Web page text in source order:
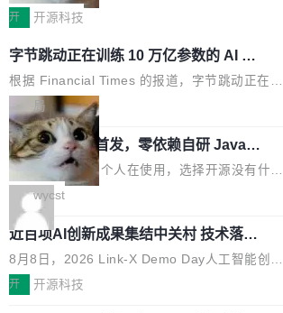
今仍处于漏洞未修复状态。 攻击链路 攻击链并
不复杂。 受害者给 Rovo 提了一个正...
的多轮搜索请求需要超过 10 秒，端到端成本约
来说，这个速度和成本都"高得让人没法用"。而
4B 开源模型在推理速度上快了几个数量级，成
本低了两三个数量级。 问题在于，小模型开箱即
用时的检索能力确实远不如闭源前沿模型。差距
在哪？就在 RL 后训练。 从 RAG 到 agentic...
面兼得
舰新作。GO27Q32 将于 2026 年 9 月 15 日正
nta Tandem 五重发光架构为核心，为高端玩家
打造速度与画质不妥协的沉浸体验。 GO27Q32
搭载三星最新 QD-OLED 面板，采用 5 层串联
式发光结构，并装配全新 ObsidianShield 抗反
射镀膜，黑阶表现提升可达40%，并将表面硬度
由2H升級至3H，画面对比度与强度都提升的同
时还具有 320Hz 刷新率与 0.03ms GTG 灰阶响
应时间，从源头消除拖影与动态模糊。 1.突破 O
LED 画质局限，暗部细节...
开 开源科技
字节跳动正在训练 10 万亿参数的 AI 模
型
根据 Financial Times 的报道，字节跳动正在训
练一个 10 万亿参数的 AI 模型，目前处于预训练
阶段。 10 万亿是什么概念？Anthropic 目前最
大的模型 Mythos 5 约 8 万亿参数。DeepSeek
V4-Pro 是 1.6 万亿。月之暗面的 Kimi K3 是 2.
8 万亿。美团 LongCat-2.0 是 1.6 万亿。字节
跳动的这个未命名模型，直接跳到了 10 万亿。
预训练通常需要 3 到 6 个月，之后还有微调阶
段。按这个时间线，最早可能在 2026 年底或 2
027 年初发布。 这个节点很微妙。Anthropic 刚
在 5 月发布了 Mythos 5...
局
wastnet 开源首发，零依赖自研 Java H
TTP/2 框架，性能对标 Undertow !
这个项目一直是个人在使用，选择开源没有什么
动机理由，就是想开源了，如果非要说一个，那
就是它多少弥补了国产 Java 自研 HTTP/2 框架
这块空白——放眼国产 Java 生态，能拿出手的
HTTP/2 网络框架，要么闭源，要么底层建立在
Netty 之上，真正自研的 Java 实现几乎没有。
wastnet 是一款完全自研、零第三方依赖的轻量
wycst
近百项AI创新成果集结中关村 技术落地
与产业迭代提速
8月8日，2026 Link-X Demo Day人工智能创新
项目展在北京中关村举办。本次活动由星连资
开 开源科技